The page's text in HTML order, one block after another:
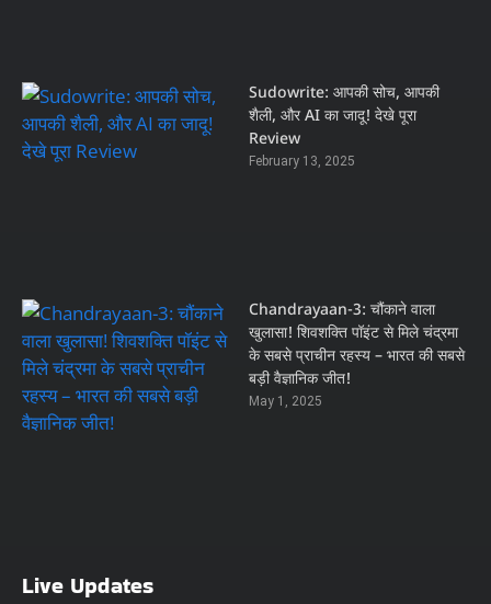
Sudowrite: आपकी सोच, आपकी
शैली, और AI का जादू! देखे पूरा
Review
February 13, 2025
Chandrayaan-3: चौंकाने वाला
खुलासा! शिवशक्ति पॉइंट से मिले चंद्रमा
के सबसे प्राचीन रहस्य – भारत की सबसे
बड़ी वैज्ञानिक जीत!
May 1, 2025
Live Updates